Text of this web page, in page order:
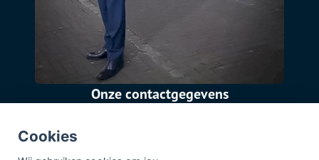
Cookies
Onze contactgegevens